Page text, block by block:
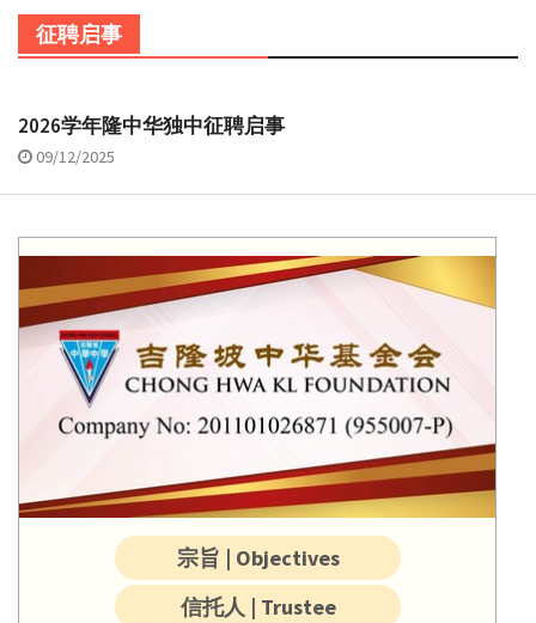
征聘启事
2026学年隆中华独中征聘启事
09/12/2025
宗旨 | Objectives
信托人 | Trustee